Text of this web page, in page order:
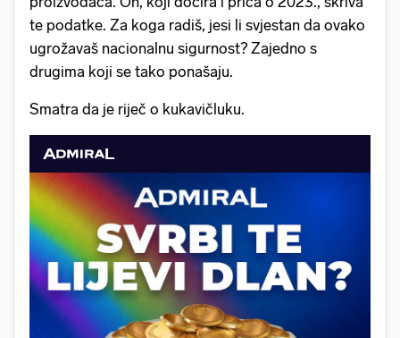
te podatke. Za koga radiš, jesi li svjestan da ovako
ugrožavaš nacionalnu sigurnost? Zajedno s
drugima koji se tako ponašaju.
Smatra da je riječ o kukavičluku.